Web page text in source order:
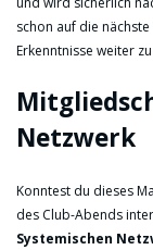
schon auf die
Erkenntnisse weiter
Netzwerk
Konntest du dieses
des Club-Abends
Systemischen